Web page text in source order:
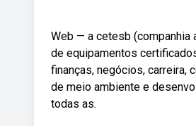
Web — a cetesb (companhia
de equipamentos
finanças, negócios, carreira,
de meio ambiente e
todas as.